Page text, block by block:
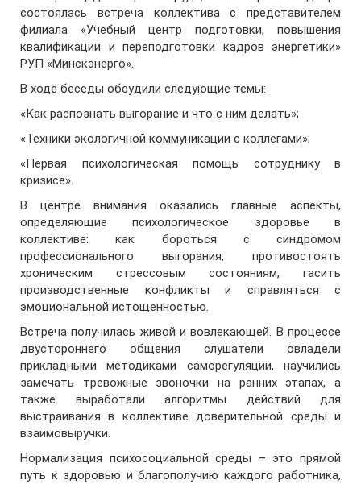
состоялась встреча коллектива с представителем
филиала «Учебный центр подготовки, повышения
квалификации и переподготовки кадров энергетики»
РУП «Минскэнерго».
В ходе беседы обсудили следующие темы:
«Как распознать выгорание и что с ним делать»;
«Техники экологичной коммуникации с коллегами»;
«Первая психологическая помощь сотруднику в
кризисе».
В центре внимания оказались главные аспекты,
определяющие психологическое здоровье в
коллективе: как бороться с синдромом
профессионального выгорания, противостоять
хроническим стрессовым состояниям, гасить
производственные конфликты и справляться с
эмоциональной истощенностью.
Встреча получилась живой и вовлекающей. В процессе
двустороннего общения слушатели овладели
прикладными методиками саморегуляции, научились
замечать тревожные звоночки на ранних этапах, а
также выработали алгоритмы действий для
выстраивания в коллективе доверительной среды и
взаимовыручки.
Нормализация психосоциальной среды – это прямой
путь к здоровью и благополучию каждого работника,